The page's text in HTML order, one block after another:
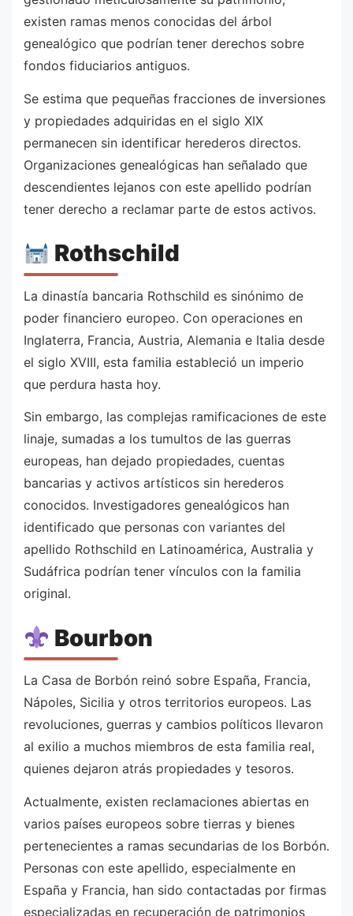
existen ramas menos conocidas del árbol
genealógico que podrían tener derechos sobre
fondos fiduciarios antiguos.
Se estima que pequeñas fracciones de inversiones
y propiedades adquiridas en el siglo XIX
permanecen sin identificar herederos directos.
Organizaciones genealógicas han señalado que
descendientes lejanos con este apellido podrían
tener derecho a reclamar parte de estos activos.
Rothschild
La dinastía bancaria Rothschild es sinónimo de
poder financiero europeo. Con operaciones en
Inglaterra, Francia, Austria, Alemania e Italia desde
el siglo XVIII, esta familia estableció un imperio
que perdura hasta hoy.
Sin embargo, las complejas ramificaciones de este
linaje, sumadas a los tumultos de las guerras
europeas, han dejado propiedades, cuentas
bancarias y activos artísticos sin herederos
conocidos. Investigadores genealógicos han
identificado que personas con variantes del
apellido Rothschild en Latinoamérica, Australia y
Sudáfrica podrían tener vínculos con la familia
original.
Bourbon
La Casa de Borbón reinó sobre España, Francia,
Nápoles, Sicilia y otros territorios europeos. Las
revoluciones, guerras y cambios políticos llevaron
al exilio a muchos miembros de esta familia real,
quienes dejaron atrás propiedades y tesoros.
Actualmente, existen reclamaciones abiertas en
varios países europeos sobre tierras y bienes
pertenecientes a ramas secundarias de los Borbón.
Personas con este apellido, especialmente en
España y Francia, han sido contactadas por firmas
especializadas en recuperación de patrimonios